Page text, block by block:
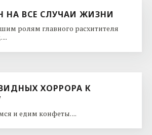
НА ВСЕ СЛУЧАИ ЖИЗНИ
ролям главного расхитителя
ХОРРОРА К
и едим конфеты. ...